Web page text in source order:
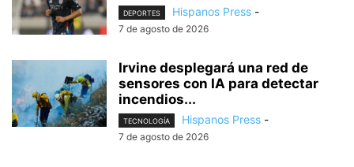
DEPORTES Hispanos Press -
7 de agosto de 2026
Irvine desplegará una red de
sensores con IA para detectar
incendios...
TECNOLOGÍA Hispanos Press -
7 de agosto de 2026